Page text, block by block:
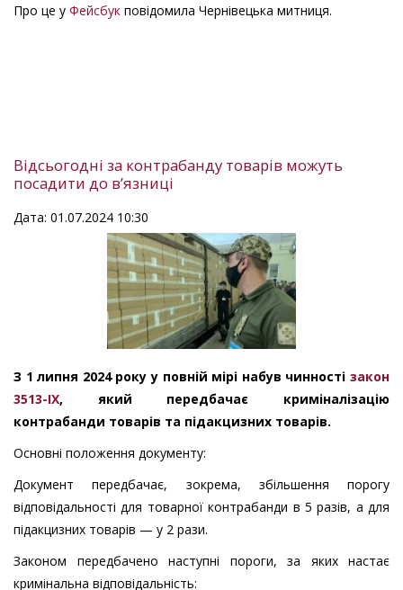
Про це у Фейсбук повідомила Чернівецька митниця.
Відсьогодні за контрабанду товарів можуть
посадити до в’язниці
Дата: 01.07.2024 10:30
З 1 липня 2024 року у повній мірі набув чинності закон
3513-IX, який передбачає криміналізацію
контрабанди товарів та підакцизних товарів.
Основні положення документу:
Документ передбачає, зокрема, збільшення порогу
відповідальності для товарної контрабанди в 5 разів, а для
підакцизних товарів — у 2 рази.
Законом передбачено наступні пороги, за яких настає
кримінальна відповідальність: